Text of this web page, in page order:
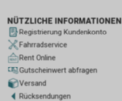
NÜTZLICHE INFORMATIONEN
Registrierung Kundenkonto
Fahrradservice
Rent Online
Gutscheinwert abfragen
Versand
Rücksendungen